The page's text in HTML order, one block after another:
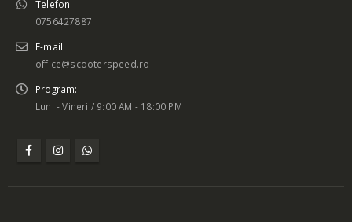
Telefon:
0756427887
E-mail:
office@scooterspeed.ro
Program:
Luni - Vineri / 9:00 AM - 18:00 PM